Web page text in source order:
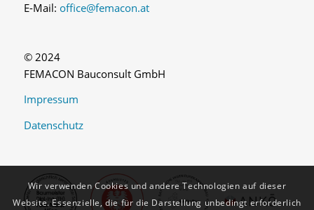
E-Mail: office@femacon.at
© 2024
FEMACON Bauconsult GmbH
Impressum
Datenschutz
Wir verwenden Cookies und andere Technologien auf dieser
Website. Essenzielle, die für die Darstellung unbedingt erforderlich